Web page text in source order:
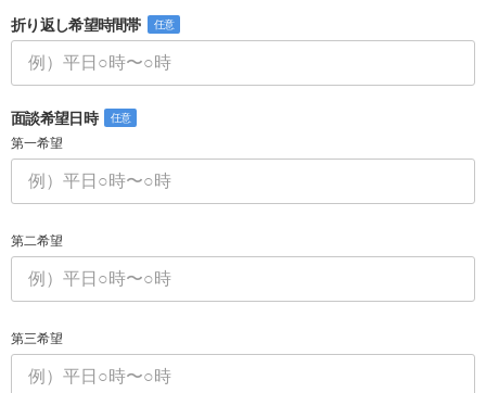
折り返し希望時間帯 任意
面談希望日時 任意
第一希望
第二希望
第三希望